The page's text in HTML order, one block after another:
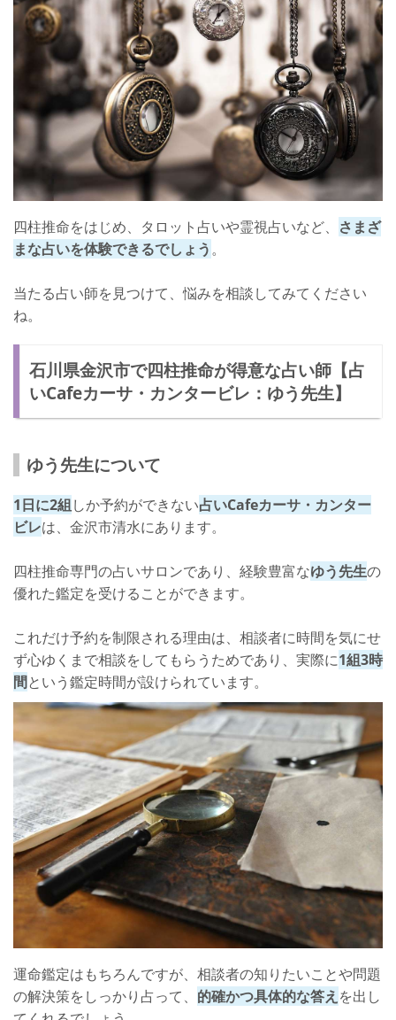
がねらいや)先生】
銀雷矢先生について
口コミ
店舗詳細
四柱推命で自分の人生を切り開こう！
四柱推命をはじめ、タロット占いや霊視占いなど、 さまざ
まな占いを体験できるでしょう。
当たる占い師を見つけて、悩みを相談してみてください
ね。
石川県金沢市で四柱推命が得意な占い師【占
いCafeカーサ・カンタービレ：ゆう先生】
ゆう先生について
1日に2組しか予約ができない占いCafeカーサ・カンター
ビレは、金沢市清水にあります。
四柱推命専門の占いサロンであり、経験豊富なゆう先生の
優れた鑑定を受けることができます。
これだけ予約を制限される理由は、相談者に時間を気にせ
ず心ゆくまで相談をしてもらうためであり、実際に1組3時
間という鑑定時間が設けられています。
運命鑑定はもちろんですが、相談者の知りたいことや問題
の解決策をしっかり占って、 的確かつ具体的な答え を出し